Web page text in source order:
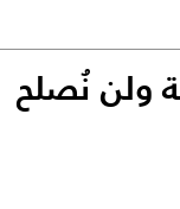
ولن نُصلح